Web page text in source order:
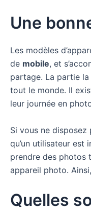
Une
Les modèles
de mobile, et
partage. La partie
tout le monde. Il
leur journée en
Si vous ne
qu’un utilisateur est
prendre des photos
appareil photo.
Quelles